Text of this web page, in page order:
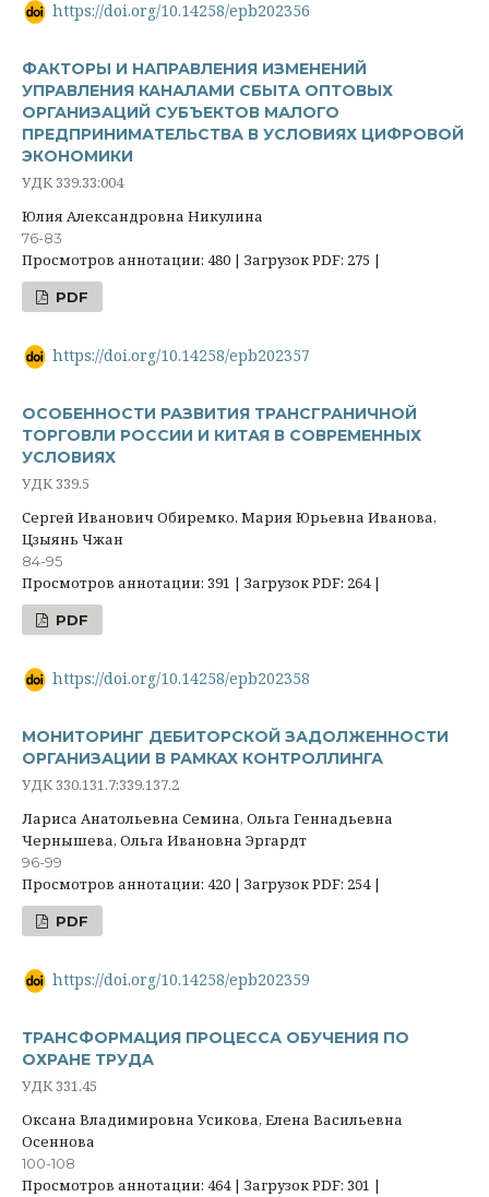
https://doi.org/10.14258/epb202356
ФАКТОРЫ И НАПРАВЛЕНИЯ ИЗМЕНЕНИЙ
УПРАВЛЕНИЯ КАНАЛАМИ СБЫТА ОПТОВЫХ
ОРГАНИЗАЦИЙ СУБЪЕКТОВ МАЛОГО
ПРЕДПРИНИМАТЕЛЬСТВА В УСЛОВИЯХ ЦИФРОВОЙ
ЭКОНОМИКИ
УДК 339.33:004
Юлия Александровна Никулина
76-83
Просмотров аннотации: 480 | Загрузок PDF: 275 |
PDF
https://doi.org/10.14258/epb202357
ОСОБЕННОСТИ РАЗВИТИЯ ТРАНСГРАНИЧНОЙ
ТОРГОВЛИ РОССИИ И КИТАЯ В СОВРЕМЕННЫХ
УСЛОВИЯХ
УДК 339.5
Сергей Иванович Обиремко, Мария Юрьевна Иванова,
Цзыянь Чжан
84-95
Просмотров аннотации: 391 | Загрузок PDF: 264 |
PDF
https://doi.org/10.14258/epb202358
МОНИТОРИНГ ДЕБИТОРСКОЙ ЗАДОЛЖЕННОСТИ
ОРГАНИЗАЦИИ В РАМКАХ КОНТРОЛЛИНГА
УДК 330.131.7:339.137.2
Лариса Анатольевна Семина, Ольга Геннадьевна
Чернышева, Ольга Ивановна Эргардт
96-99
Просмотров аннотации: 420 | Загрузок PDF: 254 |
PDF
https://doi.org/10.14258/epb202359
ТРАНСФОРМАЦИЯ ПРОЦЕССА ОБУЧЕНИЯ ПО
ОХРАНЕ ТРУДА
УДК 331.45
Оксана Владимировна Усикова, Елена Васильевна
Осеннова
100-108
Просмотров аннотации: 464 | Загрузок PDF: 301 |